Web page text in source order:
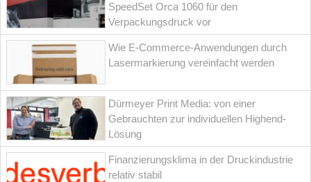
SpeedSet Orca 1060 für den
Verpackungsdruck vor
Wie E-Commerce-Anwendungen durch
Lasermarkierung vereinfacht werden
Dürmeyer Print Media: von einer
Gebrauchten zur individuellen Highend-
Lösung
Finanzierungsklima in der Druckindustrie
relativ stabil